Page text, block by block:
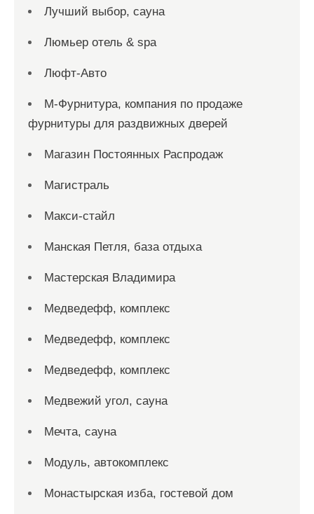
Лучший выбор, сауна
Люмьер отель & spa
Люфт-Авто
М-Фурнитура, компания по продаже
фурнитуры для раздвижных дверей
Магазин Постоянных Распродаж
Магистраль
Макси-стайл
Манская Петля, база отдыха
Мастерская Владимира
Медведефф, комплекс
Медведефф, комплекс
Медведефф, комплекс
Медвежий угол, сауна
Мечта, сауна
Модуль, автокомплекс
Монастырская изба, гостевой дом